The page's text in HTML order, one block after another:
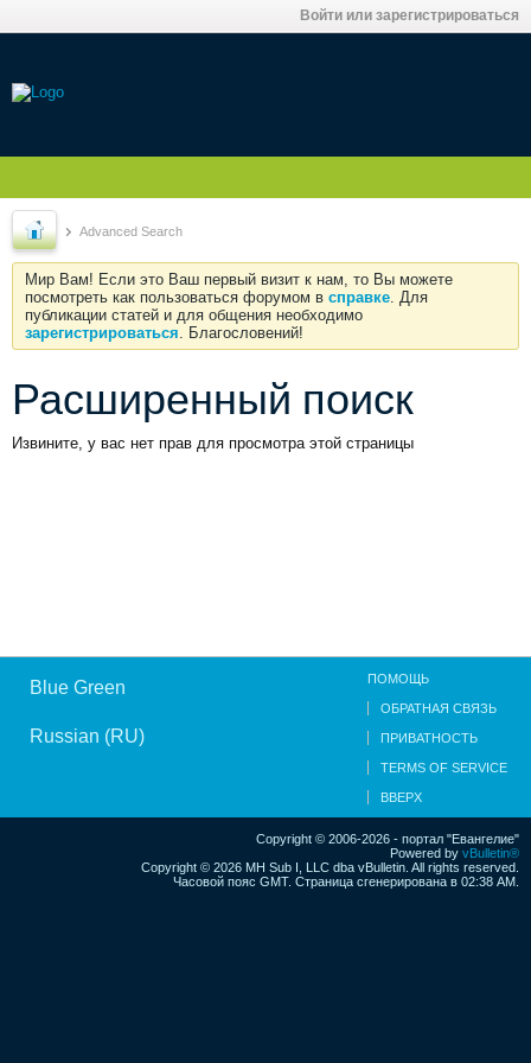
Войти или зарегистрироваться
Advanced Search
Мир Вам! Если это Ваш первый визит к нам, то Вы можете
посмотреть как пользоваться форумом в справке. Для
публикации статей и для общения необходимо
зарегистрироваться. Благословений!
Расширенный поиск
Извините, у вас нет прав для просмотра этой страницы
Blue Green
Russian (RU)
ПОМОЩЬ
ОБРАТНАЯ СВЯЗЬ
ПРИВАТНОСТЬ
TERMS OF SERVICE
ВВЕРХ
Copyright © 2006-2026 - портал "Евангелие"
Powered by vBulletin®
Copyright © 2026 MH Sub I, LLC dba vBulletin. All rights reserved.
Часовой пояс GMT. Страница сгенерирована в 02:38 AM.